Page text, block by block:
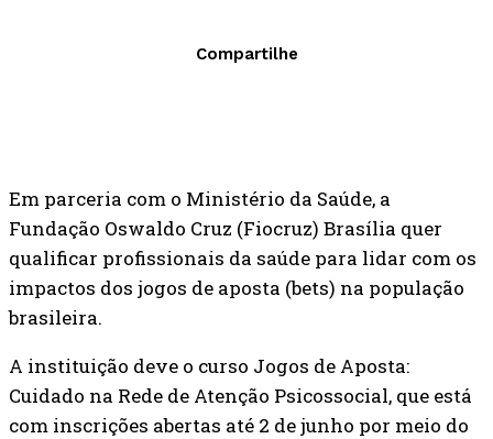
Compartilhe
Em parceria com o Ministério da Saúde, a
Fundação Oswaldo Cruz (Fiocruz) Brasília quer
qualificar profissionais da saúde para lidar com os
impactos dos jogos de aposta (bets) na população
brasileira.
A instituição deve o curso Jogos de Aposta:
Cuidado na Rede de Atenção Psicossocial, que está
com inscrições abertas até 2 de junho por meio do